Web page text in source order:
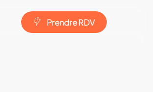
PrendreRDV